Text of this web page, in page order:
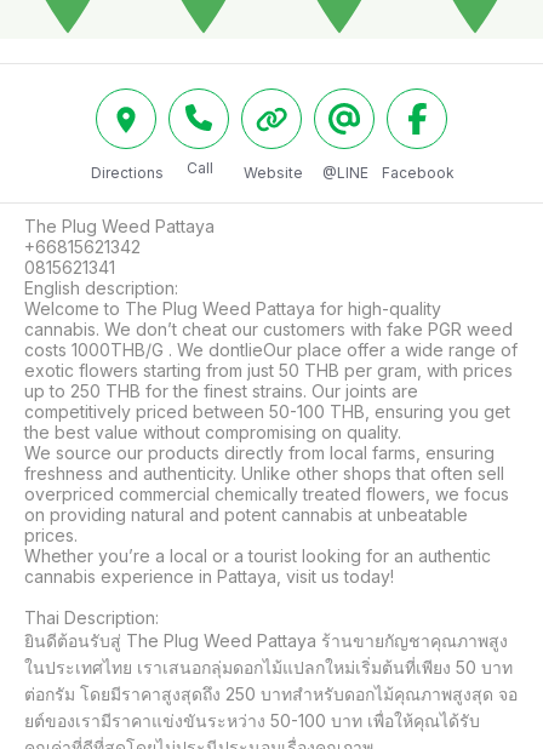
Directions Call Website @LINE Facebook
The Plug Weed Pattaya
+66815621342
0815621341
English description:
Welcome to The Plug Weed Pattaya for high-quality
cannabis. We don’t cheat our customers with fake PGR weed
costs 1000THB/G . We dontlieOur place offer a wide range of
exotic flowers starting from just 50 THB per gram, with prices
up to 250 THB for the finest strains. Our joints are
competitively priced between 50-100 THB, ensuring you get
the best value without compromising on quality.
We source our products directly from local farms, ensuring
freshness and authenticity. Unlike other shops that often sell
overpriced commercial chemically treated flowers, we focus
on providing natural and potent cannabis at unbeatable
prices.
Whether you’re a local or a tourist looking for an authentic
cannabis experience in Pattaya, visit us today!
Thai Description:
ยินดีต้อนรับสู่ The Plug Weed Pattaya ร้านขายกัญชาคุณภาพสูง
ในประเทศไทย เราเสนอกลุ่มดอกไม้แปลกใหม่เริ่มต้นที่เพียง 50 บาท
ต่อกรัม โดยมีราคาสูงสุดถึง 250 บาทสำหรับดอกไม้คุณภาพสูงสุด จอ
ยต์ของเรามีราคาแข่งขันระหว่าง 50-100 บาท เพื่อให้คุณได้รับ